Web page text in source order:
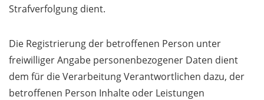
Strafverfolgung dient.
Die Registrierung der betroffenen Person unter
freiwilliger Angabe personenbezogener Daten dient
dem für die Verarbeitung Verantwortlichen dazu, der
betroffenen Person Inhalte oder Leistungen